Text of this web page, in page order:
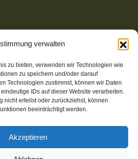
verwalten
zu bieten, verwenden wir Technologien wie
zu speichern und/oder darauf
Technologien zustimmst, können wir Daten
IDs auf dieser Website verarbeiten.
nicht erteilst oder zurückziehst, können
beeinträchtigt werden.
Akzeptieren
| Website mit Open Source CMS,